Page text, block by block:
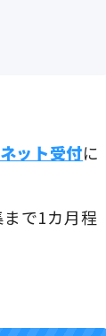
ット受付に
で1カ月程